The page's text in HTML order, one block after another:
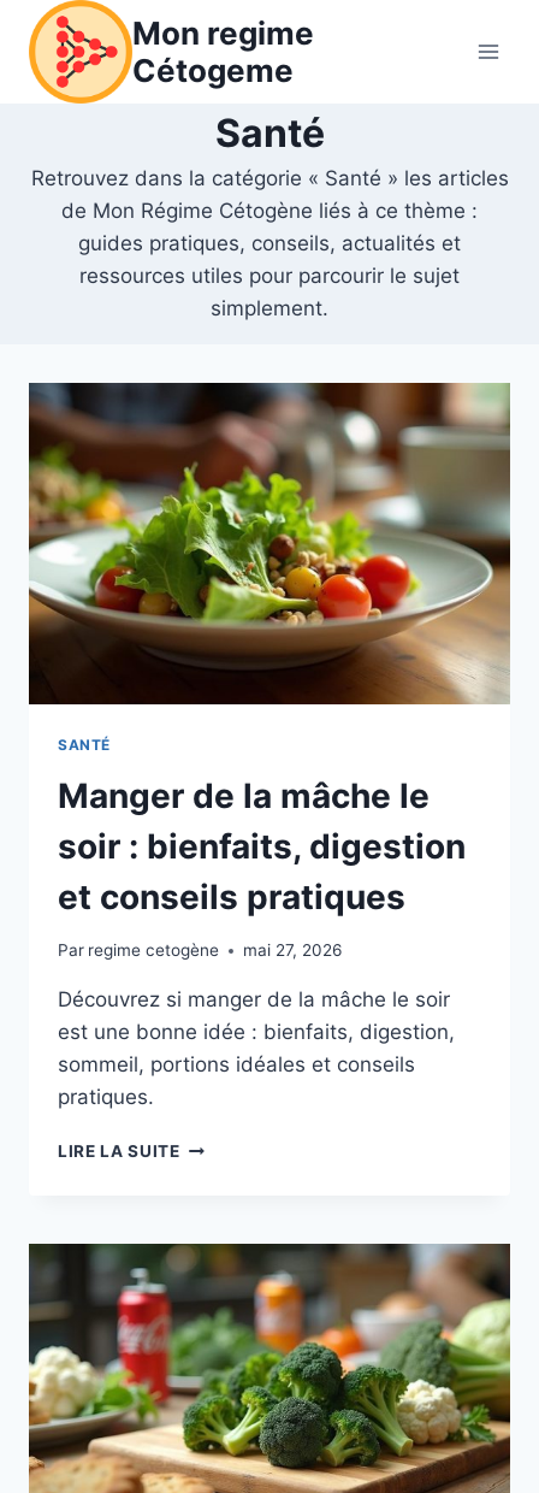
Aller
contenu
Mon regime
Cétogeme
Santé
Retrouvez dans la catégorie « Santé » les articles
de Mon Régime Cétogène liés à ce thème :
guides pratiques, conseils, actualités et
ressources utiles pour parcourir le sujet
simplement.
SANTÉ
Manger de la mâche le
soir : bienfaits, digestion
et conseils pratiques
Par regime cetogène mai 27, 2026
Découvrez si manger de la mâche le soir
est une bonne idée : bienfaits, digestion,
sommeil, portions idéales et conseils
pratiques.
LIRE LA SUITEMANGER
LE
SOIR
BIENFAITS,
DIGESTION
ET
CONSEILS
PRATIQUES